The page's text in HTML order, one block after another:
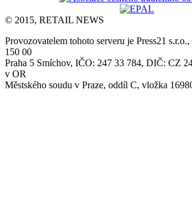
© 2015, RETAIL NEWS
Provozovatelem tohoto serveru je Press21
150 00
Praha 5 Smíchov, IČO: 247 33 784, DIČ: CZ
v OR
Městského soudu v Praze, oddíl C, vložka